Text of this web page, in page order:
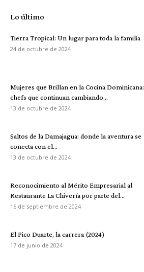
Lo último
Tierra Tropical: Un lugar para toda la familia
24 de octubre de 2024
Mujeres que Brillan en la Cocina Dominicana:
chefs que continuan cambiando...
13 de octubre de 2024
Saltos de la Damajagua: donde la aventura se
conecta con el...
13 de octubre de 2024
Reconocimiento al Mérito Empresarial al
Restaurante La Chivería por parte del...
16 de septiembre de 2024
El Pico Duarte, la carrera (2024)
17 de junio de 2024